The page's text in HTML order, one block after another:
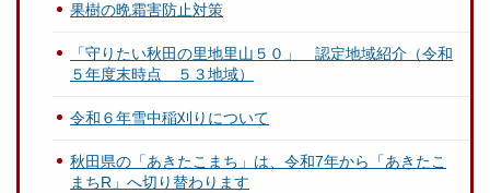
果樹の晩霜害防止対策
「守りたい秋田の里地里山５０」 認定地域紹介（令和
５年度末時点 ５３地域）
令和６年雪中稲刈りについて
秋田県の「あきたこまち」は、令和7年から「あきたこ
まちR」へ切り替わります